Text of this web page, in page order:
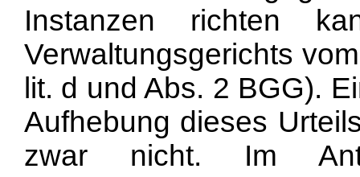
Instanzen richten
Verwaltungsgerichts
lit. d und Abs. 2 BGG).
Aufhebung dieses
zwar nicht. Im